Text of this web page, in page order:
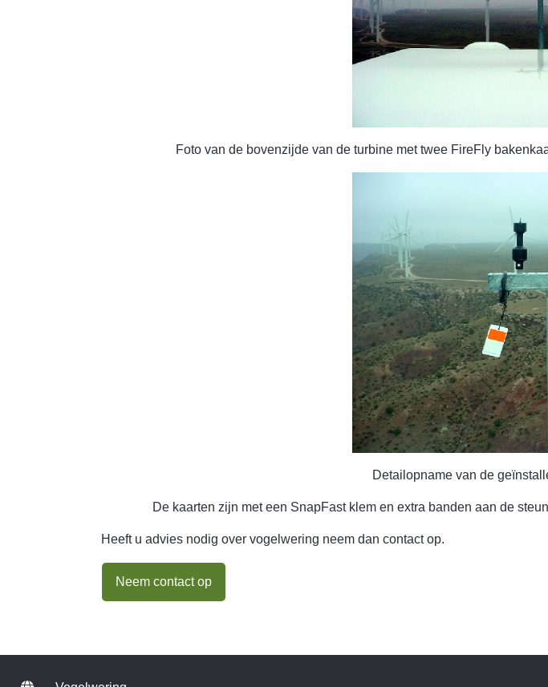
Foto van de bovenzijde van de turbine met twee FireFly
Detailopname van de
De kaarten zijn met een SnapFast klem en extra banden aan de
Heeft u advies nodig over vogelwering neem dan contact op.
Neem contact op